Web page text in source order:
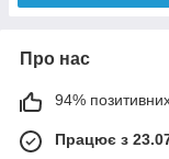
Про нас
94% позитивних
Працює з